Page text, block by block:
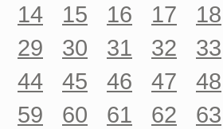
14 15 16 17
18
29 30 31 32
33
44 45 46 47
48
59 60 61 62
63